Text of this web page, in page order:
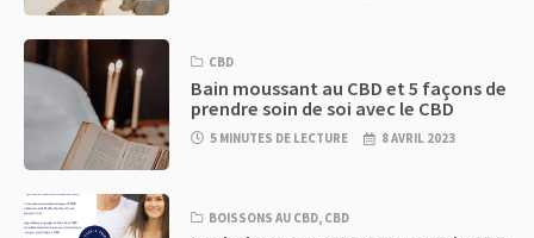
CBD
Bain moussant au CBD et 5 façons de
prendre soin de soi avec le CBD
5 MINUTES DE LECTURE 8 AVRIL 2023
BOISSONS AU CBD, CBD